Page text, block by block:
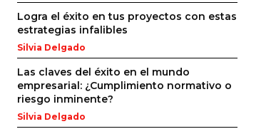
Logra el éxito en tus proyectos con estas
estrategias infalibles
Silvia Delgado
Las claves del éxito en el mundo
empresarial: ¿Cumplimiento normativo o
riesgo inminente?
Silvia Delgado